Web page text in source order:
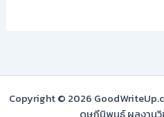
Copyright © 2026